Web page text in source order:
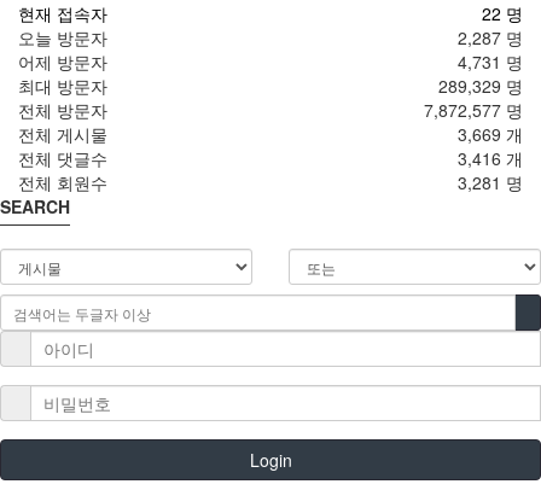
22 명
현재 접속자
2,287 명
오늘 방문자
4,731 명
어제 방문자
289,329 명
최대 방문자
7,872,577 명
전체 방문자
3,669 개
전체 게시물
3,416 개
전체 댓글수
3,281 명
전체 회원수
SEARCH
Login